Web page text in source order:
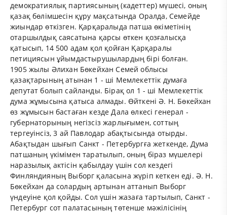
демократиялық партиясының (кадеттер) мүшесі, оның
қазақ бөлімшесін құру мақсатында Оралда, Семейде
жиындар өткізген. Қарқаралыда патша өкіметінің
отаршылдық саясатына қарсы өткен қозғалысқа
қатысып, 14 500 адам қол қойған Қарқаралы
петициясын ұйымдастырушылардың бірі болған.
1905 жылы Әлихан Бөкейхан Семей облысы
қазақтарының атынан 1 - ші Мемлекеттік думаға
депутат болып сайланды. Бірақ ол 1 - ші Мемлекеттік
дума жұмысына қатыса алмады. Өйткені Ә. Н. Бөкейхан
өз жұмысын бастаған кезде Дала өлкесі генерал -
губернаторының негізсіз жарлығымен, соттың
тергеуінсіз, 3 ай Павлодар абақтысында отырды.
Абақтыдан шығып Санкт - Петербургға жеткенде, Дума
патшаның үкімімен таратылып, оның біраз мүшелері
наразылық актісін қабылдау үшін сол кездегі
Финляндияның Выборг қаласына жүріп кеткен еді. Ә. Н.
Бөкейхан да солардың артынан аттанып Выборг
үндеуіне қол қойды. Сол үшін жазаға тартылып, Санкт -
Петербург сот палатасының төтенше мәжілісінің